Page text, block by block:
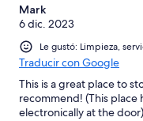
Mark
6 dic. 2023
Le gustó: Limpieza,
Traducir con Google
This is a great place to
recommend! (This place
electronically at the door)